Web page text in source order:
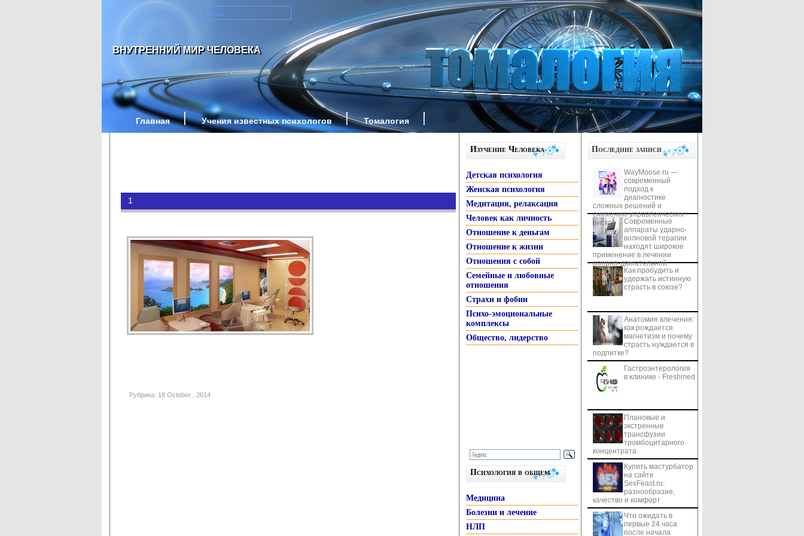
ВНУТРЕННИЙ МИР ЧЕЛОВЕКА
Главная Учения известных психологов Томалогия
1
Рубрика: 18 October , 2014
Изучение Человека
Детская психология
Женская психология
Медитация, релаксация
Человек как личность
Отношение к деньгам
Отношение к жизни
Отношения с собой
Семейные и любовные
отношения
Страхи и фобии
Психо-эмоциональные
комплексы
Общество, лидерство
Психология в общем
Медицина
Болезни и лечение
НЛП
Последние записи
WayMoose.ru —
современный
подход к
диагностике
сложных решений и
снижению управленческих
рисков
Современные
аппараты ударно-
волновой терапии
находят широкое
применение в лечении
опорно-двигательной
системы Как пробудить и
удержать истинную
страсть в союзе?
Анатомия влечения:
как рождается
магнетизм и почему
страсть нуждается в
подпитке?
Гастроэнтерология
в клинике - Freshmed
Плановые и
экстренные
трансфузии
тромбоцитарного
концентрата
Купить мастурбатор
на сайте
SexFeast.ru:
разнообразие,
качество и комфорт
Что ожидать в
первые 24 часа
после начала